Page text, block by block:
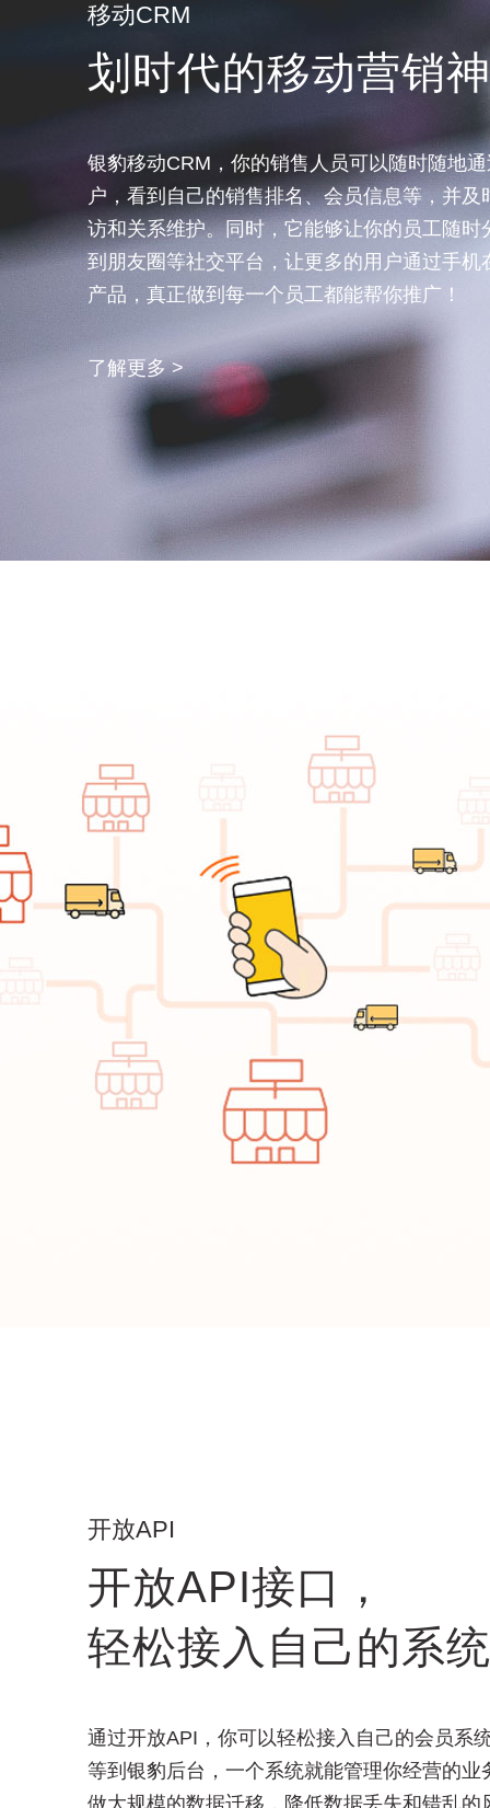
移动CRM
划时代的移动营销
银豹移动CRM，你的销售人员可以随时随地
户，看到自己的销售排名、会员信息等，并及
访和关系维护。同时，它能够让你的员工随时
到朋友圈等社交平台，让更多的用户通过手机
产品，真正做到每一个员工都能帮你推广！
了解更多 >
开放API
开放API接口，
轻松接入自己的系统
通过开放API，你可以轻松接入自己的会员系
等到银豹后台，一个系统就能管理你经营的业
做大规模的数据迁移，降低数据丢失和错乱的